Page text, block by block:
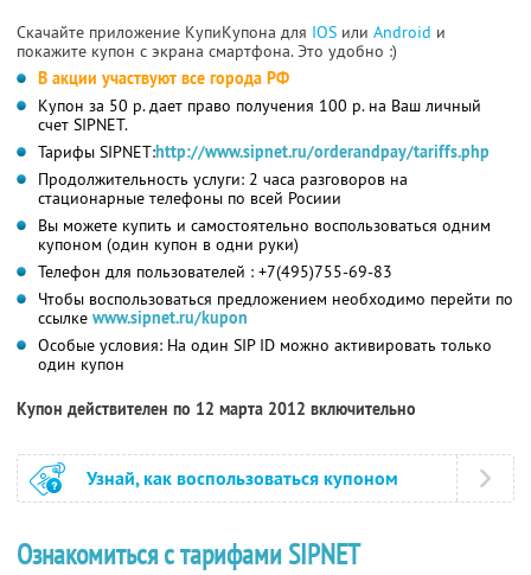
Скачайте приложение КупиКупона для IOS или Android и
покажите купон с экрана смартфона. Это удобно :)
В акции участвуют все города РФ
Купон за 50 р. дает право получения 100 р. на Ваш личный
счет SIPNET.
Тарифы SIPNET:http://www.sipnet.ru/orderandpay/tariffs.php
Продолжительность услуги: 2 часа разговоров на
стационарные телефоны по всей Росиии
Вы можете купить и самостоятельно воспользоваться одним
купоном (один купон в одни руки)
Телефон для пользователей : +7(495)755-69-83
Чтобы воспользоваться предложением необходимо перейти по
ссылке www.sipnet.ru/kupon
Особые условия: На один SIP ID можно активировать только
один купон
Купон действителен по 12 марта 2012 включительно
Узнай, как воспользоваться купоном
Ознакомиться с тарифами SIPNET